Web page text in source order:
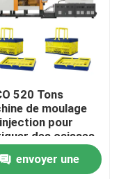
520 Tons
de moulage
pour
des caisses
envoyer une